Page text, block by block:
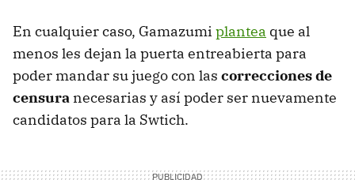
En cualquier caso, Gamazumi plantea que al
menos les dejan la puerta entreabierta para
poder mandar su juego con las correcciones de
censura necesarias y así poder ser nuevamente
candidatos para la Swtich.